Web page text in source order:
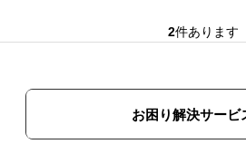
2件あります
お困り解決サービ